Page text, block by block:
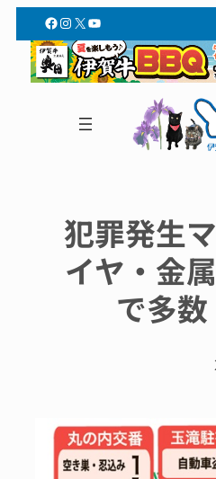
Facebook
Instagram
X YouTube
犯罪発生
イヤ・金
で多